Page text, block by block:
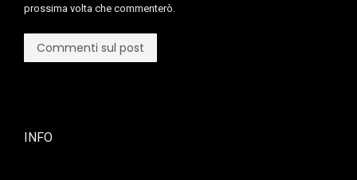
prossima volta che commenterò.
Commenti sul post
INFO